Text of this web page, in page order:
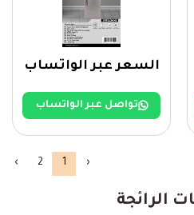
السعر عبر الواتساب
تواصل عبر الواتساب
‹
1
2
›
الرائجة